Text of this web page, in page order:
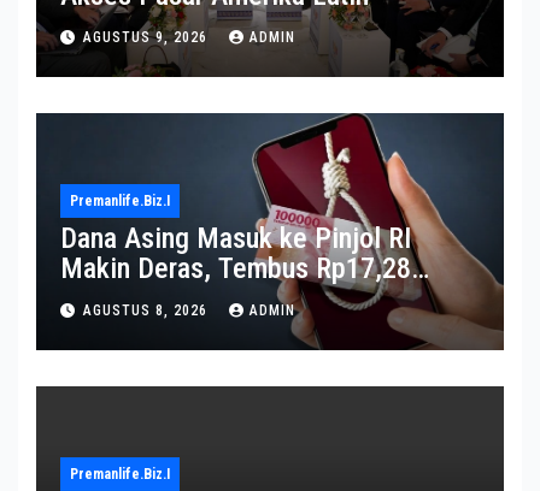
AGUSTUS 9, 2026 ADMIN
Premanlife.biz.i
Dana Asing Masuk ke Pinjol RI
Makin Deras, Tembus Rp17,28
Triliun per Juni 2026
AGUSTUS 8, 2026 ADMIN
Premanlife.biz.i